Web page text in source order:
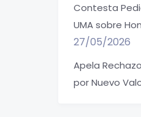
Contesta
UMA sobre
27/05/2026
Apela
por Nuevo